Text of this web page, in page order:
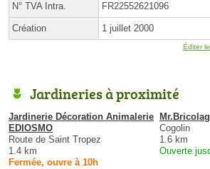
N° TVA Intra. FR22552621096
Création 1 juillet 2000
Éditer
Jardineries à proximité
Jardinerie Décoration Animalerie
EDIOSMO
Route de Saint Tropez
1.4 km
Fermée, ouvre à 10h
Cogolin
1.6 km
Ouverte